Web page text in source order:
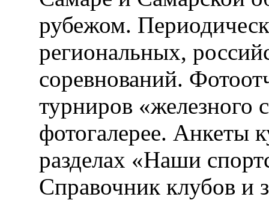
рубежом.
региональных,
соревнований.
турниров «железного
фотогалерее. Анкеты
разделах «Наши
Справочник клубов и